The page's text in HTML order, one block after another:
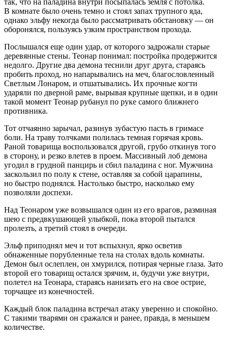
В комнате было очень темно и стоял запах трупного яда,
однако эльфу некогда было рассматривать обстановку — он
оборонялся, пользуясь узким пространством прохода.
Послышался еще один удар, от которого задрожали старые
деревянные стены. Теонар понимал: постройка продержится
недолго. Другие два демона теснили друг друга, стараясь
пробить проход, но напарывались на меч, благословленный
Светлым Лонаром, и отшатывались. Их прочные когти
ударяли по дверной раме, вырывая крупные щепки, и в один
такой момент Теонар рубанул по руке самого ближнего
противника.
Тот отчаянно зарычал, разинув зубастую пасть в гримасе
боли. На траву толчками полилась темная горячая кровь.
Раной товарища воспользовался другой, грубо откинув того
в сторону, и резко влетев в проем. Массивный лоб демона
угодил в грудной панцирь и сбил паладина с ног. Мужчина
заскользил по полу к стене, оставляя за собой царапины,
но быстро поднялся. Настолько быстро, насколько ему
позволяли доспехи.
Над Теонаром уже возвышался один из его врагов, разминая
шею с предвкушающей улыбкой, пока второй пытался
пролезть, а третий стоял в очереди.
Эльф приподнял меч и тот вспыхнул, ярко осветив
обнаженные порубленные тела на столах вдоль комнаты.
Демон был ослеплен, он хмурился, потирая черные глаза. Зато
второй его товарищ остался зрячим, и, будучи уже внутри,
полетел на Теонара, стараясь нанизать его на свое острие,
торчащее из конечностей.
Каждый блок паладина встречал атаку уверенно и спокойно.
С такими тварями он сражался и ранее, правда, в меньшем
количестве.